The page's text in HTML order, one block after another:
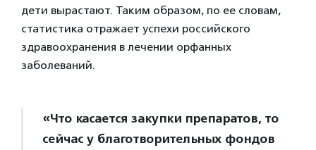
дети вырастают. Таким образом, по ее словам,
статистика отражает успехи российского
здравоохранения в лечении орфанных
заболеваний.
«Что касается закупки препаратов, то
сейчас у благотворительных фондов